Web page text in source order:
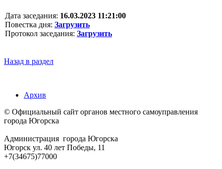
Дата заседания: 16.03.2023 11:21:00
Повестка дня: Загрузить
Протокол заседания: Загрузить
Назад в раздел
Архив
© Официальный сайт органов местного самоуправления
города Югорска
Администрация города Югорска
Югорск ул. 40 лет Победы, 11
+7(34675)77000